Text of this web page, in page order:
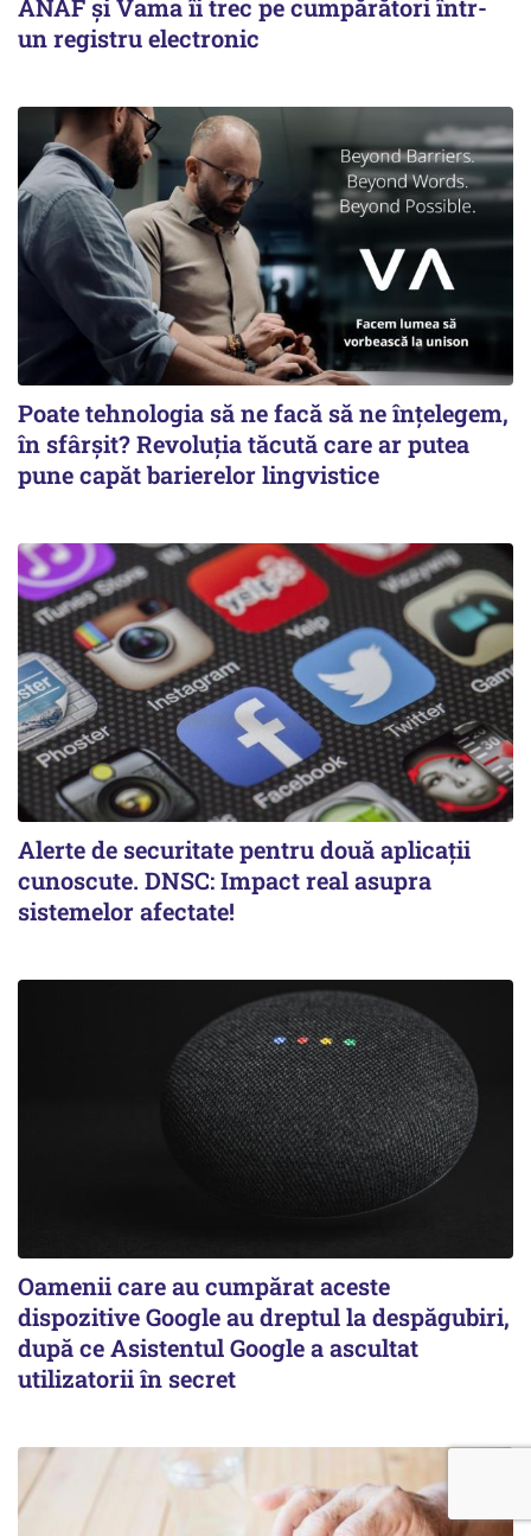
ANAF și Vama îi trec pe cumpărători într-
un registru electronic
Poate tehnologia să ne facă să ne înțelegem,
în sfârșit? Revoluția tăcută care ar putea
pune capăt barierelor lingvistice
Alerte de securitate pentru două aplicații
cunoscute. DNSC: Impact real asupra
sistemelor afectate!
Oamenii care au cumpărat aceste
dispozitive Google au dreptul la despăgubiri,
după ce Asistentul Google a ascultat
utilizatorii în secret